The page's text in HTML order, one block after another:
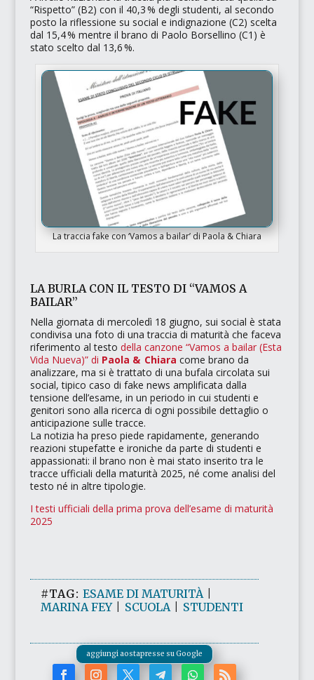
“Rispetto” (B2) con il 40,3 % degli studenti, al secondo
posto la riflessione su social e indignazione (C2) scelta
dal 15,4 % mentre il brano di Paolo Borsellino (C1) è
stato scelto dal 13,6 %.
La traccia fake con ‘Vamos a bailar’ di Paola & Chiara
LA BURLA CON IL TESTO DI “VAMOS A
BAILAR”
Nella giornata di mercoledì 18 giugno, sui social è stata
condivisa una foto di una traccia di maturità che faceva
riferimento al testo della canzone “Vamos a bailar (Esta
Vida Nueva)”di Paola & Chiara come brano da
analizzare, ma si è trattato di una bufala circolata sui
social, tipico caso di fake news amplificata dalla
tensione dell’esame, in un periodo in cui studenti e
genitori sono alla ricerca di ogni possibile dettaglio o
anticipazione sulle tracce.
La notizia ha preso piede rapidamente, generando
reazioni stupefatte e ironiche da parte di studenti e
appassionati: il brano non è mai stato inserito tra le
tracce ufficiali della maturità 2025, né come analisi del
testo né in altre tipologie.
I testi ufficiali della prima prova dell’esame di maturità
2025
#TAG: ESAME DI MATURITÀ|
MARINA FEY| SCUOLA| STUDENTI
aggiungi aostapresse su Google